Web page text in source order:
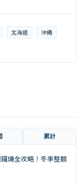
北海道
沖繩
累計
鑼燒全攻略！冬季整顆